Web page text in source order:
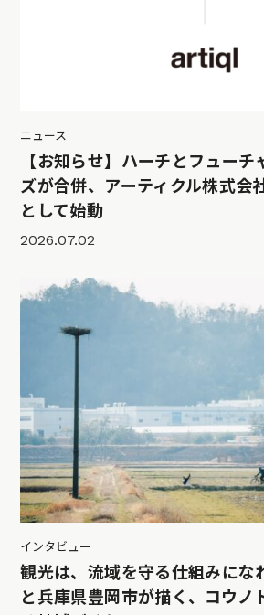
ニュース
【お知らせ】ハーチとフューチ
ズが合併、アーティクル株式会
として始動
2026.07.02
インタビュー
観光は、流域を守る仕組みにな
と兵庫県豊岡市が描く、コウノ